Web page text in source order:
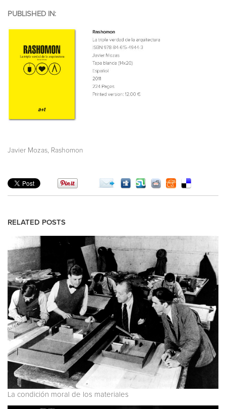
PUBLISHED IN:
Javier Mozas Rashomon
RELATED POSTS
La condición moral de los materiales